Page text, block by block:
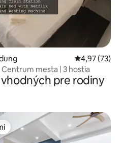
Priemerné
4,97 (73)
Centrum mesta | 3 hostia
pre rodiny